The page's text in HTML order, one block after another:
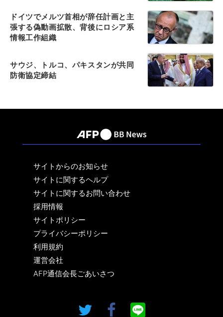
ドイツでメルツ首相が辞任計画と主
張する偽動画拡散、背後にロシア系
情報工作組織
サウジ、トルコ、パキスタンが共同
防衛協定締結
サイトからのお知らせ
サイトに関するヘルプ
サイトに関するお問い合わせ
採用情報
サイトポリシー
プライバシーポリシー
利用規約
運営会社
AFP通信会長ごあいさつ